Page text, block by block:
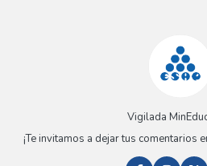
Vigilada
¡Te invitamos a dejar tus comentarios